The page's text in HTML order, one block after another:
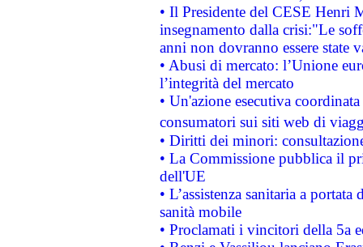
• Il Presidente del CESE Henri
insegnamento dalla crisi:"Le
anni non dovranno essere state
• Abusi di mercato: l’Unione
l’integrità del mercato
• Un'azione esecutiva
consumatori sui siti web di
• Diritti dei minori:
• La Commissione pubblica il
dell'UE
• L’assistenza sanitaria a
sanità mobile
• Proclamati i vincitori della 5a